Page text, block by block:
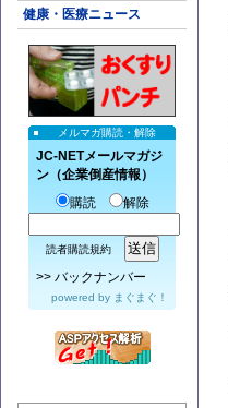
健康・医療ニュース
メルマガ購読・解除
JC-NETメールマガジ
ン（企業倒産情報）
購読
解除
読者購読規約
>> バックナンバー
powered by まぐまぐ！